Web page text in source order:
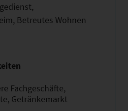
Betreutes Wohnen
Fachgeschäfte,
Getränkemarkt